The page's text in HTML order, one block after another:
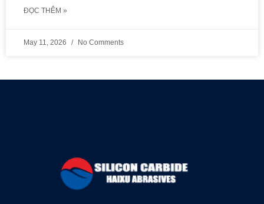
ĐỌC THÊM »
May 11, 2026 No Comments